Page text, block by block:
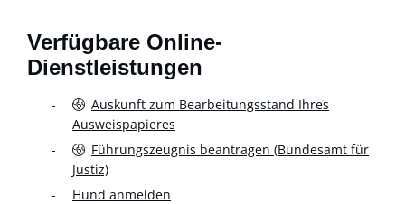
Verfügbare Online-
Dienstleistungen
Auskunft zum Bearbeitungsstand Ihres
Ausweispapieres
Führungszeugnis beantragen (Bundesamt für
Justiz)
Hund anmelden